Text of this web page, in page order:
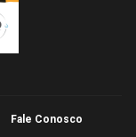
Fale Conosco